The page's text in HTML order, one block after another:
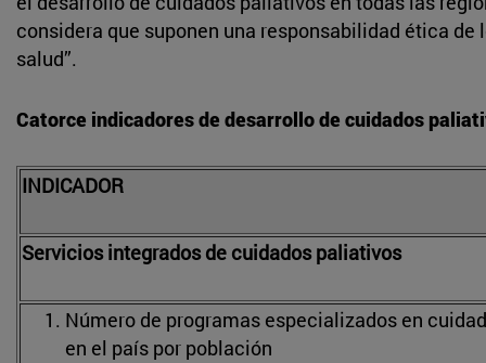
considera que suponen una responsabilidad ética de
salud”.
Catorce indicadores de desarrollo de cuidados
INDICADOR
Servicios integrados de cuidados paliativos
Número de programas especializados en
en el país por población